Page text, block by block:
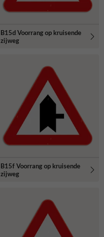
B15d Voorrang op kruisende
zijweg
B15f Voorrang op kruisende
zijweg